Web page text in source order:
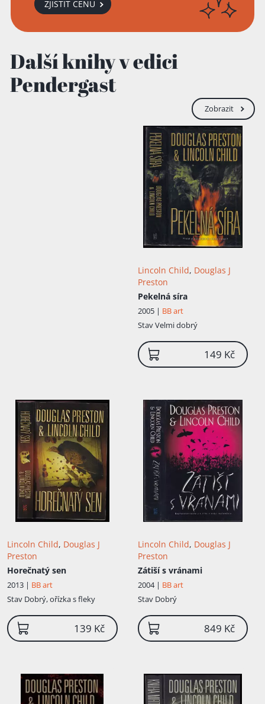
ZJISTIT CENU
Další knihy v edici
Pendergast
Zobrazit
Lincoln Child, Douglas J
Preston
Pekelná síra
2005 | BB art
StavVelmi dobrý
149 Kč
Lincoln Child, Douglas J
Preston
Horečnatý sen
2013 | BB art
Stav Dobrý, ořízka s fleky
139 Kč
Lincoln Child, Douglas J
Preston
Zátiší s vránami
2004 | BB art
Stav Dobrý
849 Kč